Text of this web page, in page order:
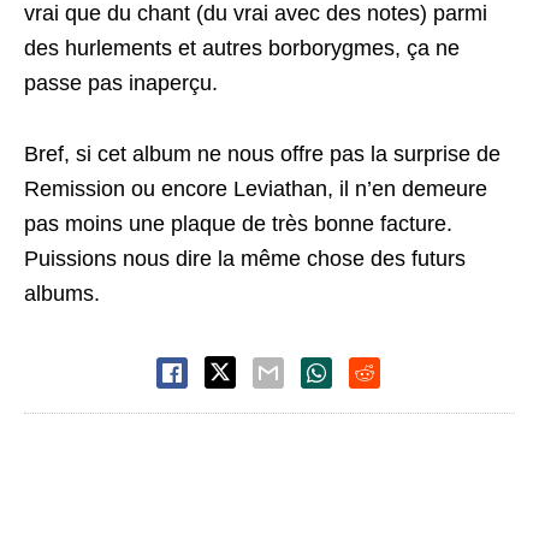
vrai que du chant (du vrai avec des notes) parmi
des hurlements et autres borborygmes, ça ne
passe pas inaperçu.
Bref, si cet album ne nous offre pas la surprise de
Remission ou encore Leviathan, il n’en demeure
pas moins une plaque de très bonne facture.
Puissions nous dire la même chose des futurs
albums.